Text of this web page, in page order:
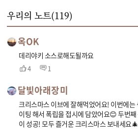
우리의 노트(119)
옥OK
데리야키 소스로해도될까요
4 1
달빛아래장미
크리스마스 이브에 잘해먹었어요! 이번에는
이팅 해서 폭립을 접시에 담았어요😊 두번째
이 성공! 모두 즐거운 크리스마스 보내세요